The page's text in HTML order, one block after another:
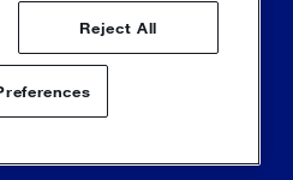
Reject All